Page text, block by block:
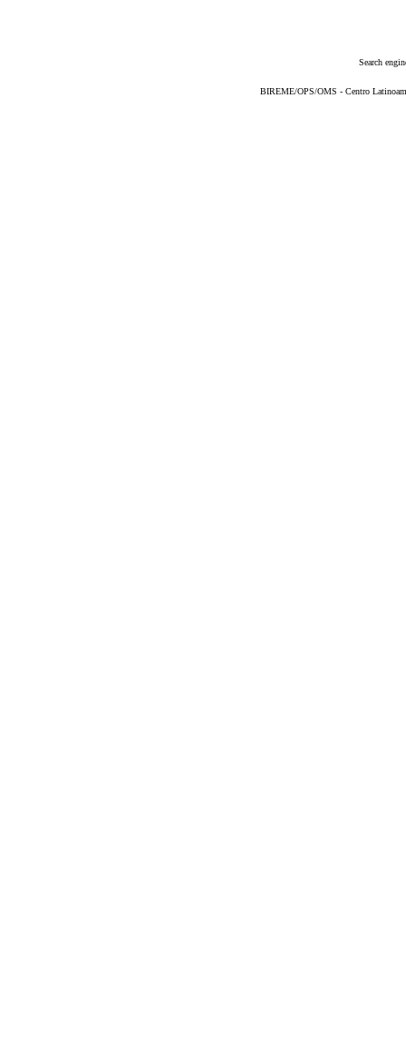
Search
BIREME/OPS/OMS - Centro